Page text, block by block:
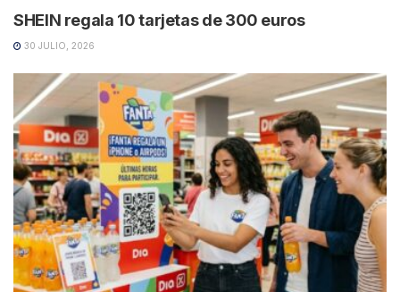
SHEIN regala 10 tarjetas de 300 euros
30 JULIO, 2026